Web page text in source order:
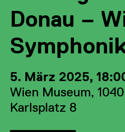
Donau –
5. März 2025,
Wien Museum,
Karlsplatz 8